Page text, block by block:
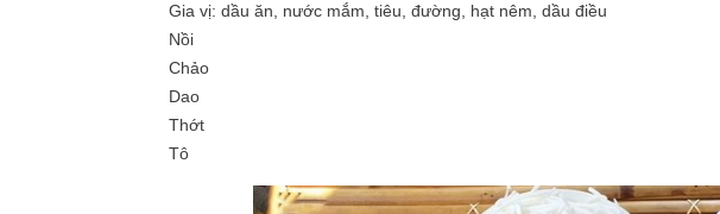
Gia vị: dầu ăn, nước mắm, tiêu, đường, hạt nêm, dầu điều
Nồi
Chảo
Dao
Thớt
Tô